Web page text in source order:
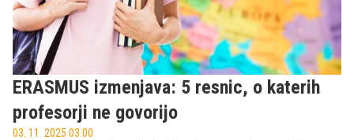
med Slovenijo in Italijo.
ERASMUS izmenjava: 5 resnic, o katerih
profesorji ne govorijo
03. 11. 2025 03.00